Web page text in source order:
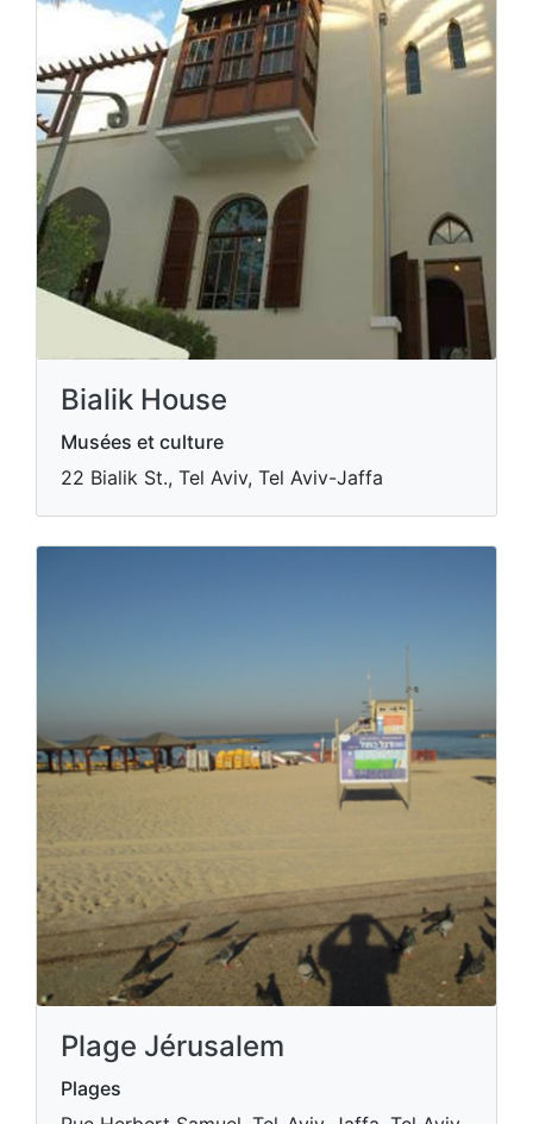
Bialik House
Musées et culture
22 Bialik St., Tel Aviv, Tel Aviv-Jaffa
Plage Jérusalem
Plages